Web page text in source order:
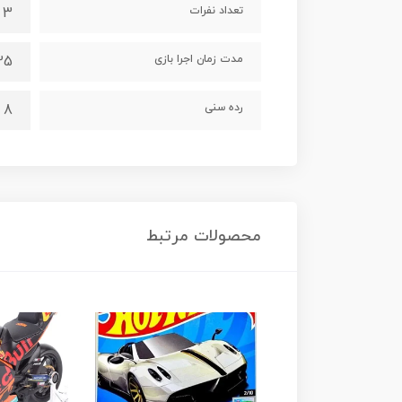
تعداد نفرات 3 تا 7 نفر
مدت زمان اجرا بازی 25
رده سنی 8 سال به بالا
محصولات مرتبط